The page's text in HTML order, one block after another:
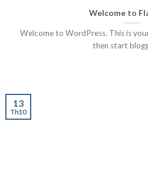
Welcome to
Welcome to WordPress. This is
then start
13
Th10